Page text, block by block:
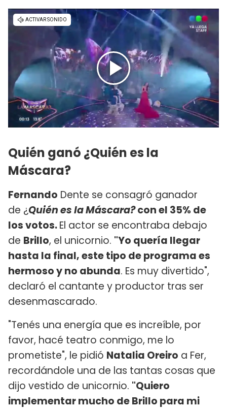
Quién ganó ¿Quién es la
Máscara?
Fernando Dente se consagró ganador
de ¿Quién es la Máscara?con el 35% de
los votos.El actor se encontraba debajo
de Brillo, el unicornio. "Yo quería llegar
hasta la final, este tipo de programa es
hermoso y no abunda. Es muy divertido",
declaró el cantante y productor tras ser
desenmascarado.
"Tenés una energía que es increíble, por
favor, hacé teatro conmigo, me lo
prometiste", le pidió Natalia Oreiro a Fer,
recordándole una de las tantas cosas que
dijo vestido de unicornio. "Quiero
implementar mucho de Brillo para mi